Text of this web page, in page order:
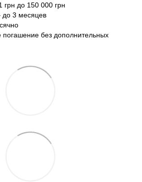
грн до 150 000 грн
до 3 месяцев
погашение без дополнительных